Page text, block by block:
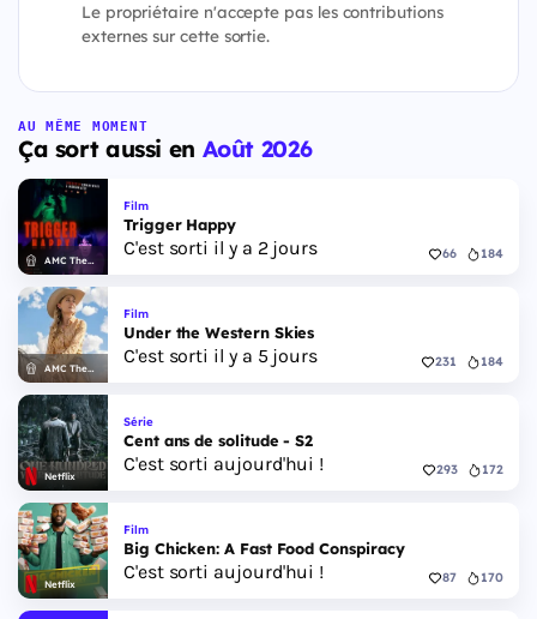
Le propriétaire n'accepte pas les contributions
externes sur cette sortie.
AU MÊME MOMENT
Ça sort aussi en Août 2026
AMC Theatres
Film
Trigger Happy
C'est sorti il y a 2 jours 66 184
AMC Theatres
Film
Under the Western Skies
C'est sorti il y a 5 jours 231 184
Netflix
Série
Cent ans de solitude - S2
C'est sorti aujourd'hui ! 293 172
Netflix
Film
Big Chicken: A Fast Food Conspiracy
C'est sorti aujourd'hui ! 87 170